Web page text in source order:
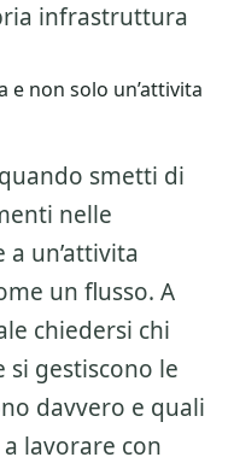
infrastruttura
e non solo un’attivita
smetti di
nelle
a un’attivita
un flusso. A
chiedersi chi
gestiscono le
davvero e quali
lavorare con